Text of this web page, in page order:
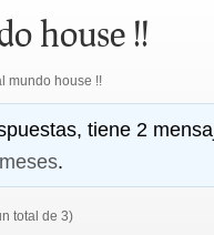
el nuevo
aprende a
house !!
mundo house !!
tiene 2
.
total de 3)